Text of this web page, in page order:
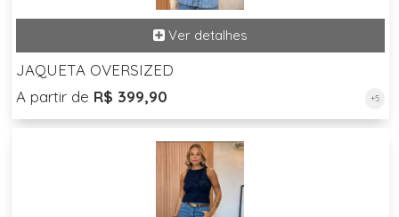
JAQUETA OVERSIZED
A partir de R$ 399,90 +5